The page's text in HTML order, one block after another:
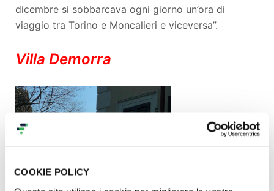
COOKIE POLICY
dicembre si sobbarcava ogni giorno un’ora di
viaggio tra Torino e Moncalieri e viceversa”.
Villa Demorra
___________________